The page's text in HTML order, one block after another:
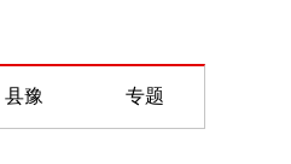
县豫 专题